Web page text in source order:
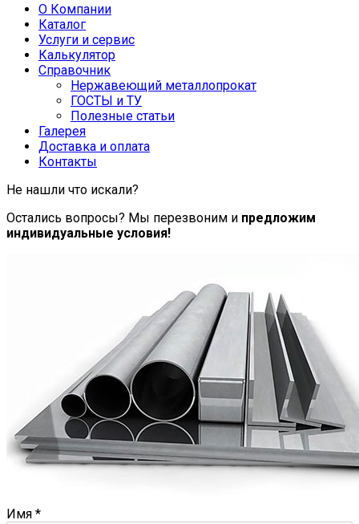
О Компании
Каталог
Услуги и сервис
Калькулятор
Справочник
Нержавеющий металлопрокат
ГОСТЫ и ТУ
Полезные статьи
Галерея
Доставка и оплата
Контакты
Не нашли что искали?
Остались вопросы? Мы перезвоним и предложим
индивидуальные условия!
Имя *